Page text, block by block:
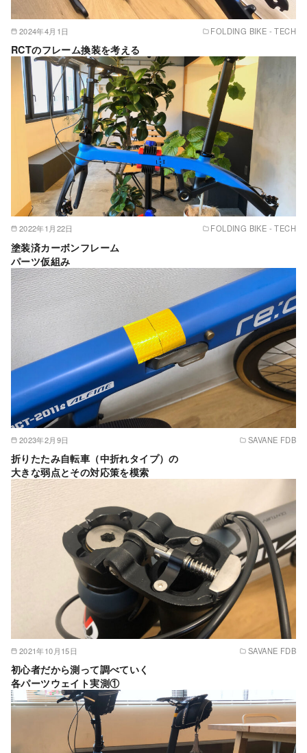
2024年4月1日 FOLDING BIKE - TECH
RCTのフレーム換装を考える
2022年1月22日 FOLDING BIKE - TECH
塗装済カーボンフレーム
パーツ仮組み
2023年2月9日 SAVANE FDB
折りたたみ自転車（中折れタイプ）の
大きな弱点とその対応策を模索
2021年10月15日 SAVANE FDB
初心者だから測って調べていく
各パーツウェイト実測①